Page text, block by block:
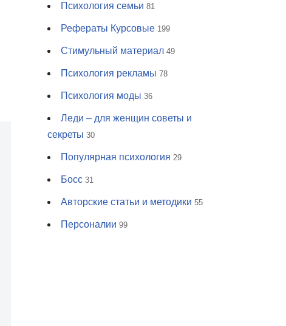
Психология семьи 81
Рефераты Курсовые 199
Стимульный материал 49
Психология рекламы 78
Психология моды 36
Леди – для женщин советы и
секреты 30
Популярная психология 29
Босс 31
Авторские статьи и методики 55
Персоналии 99